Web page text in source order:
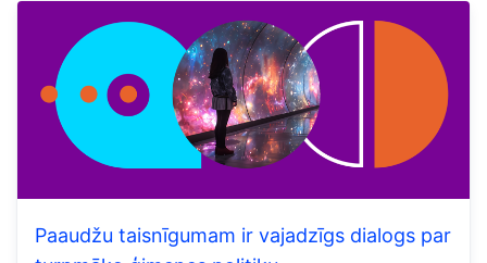
Paaudžu taisnīgumam ir vajadzīgs dialogs par